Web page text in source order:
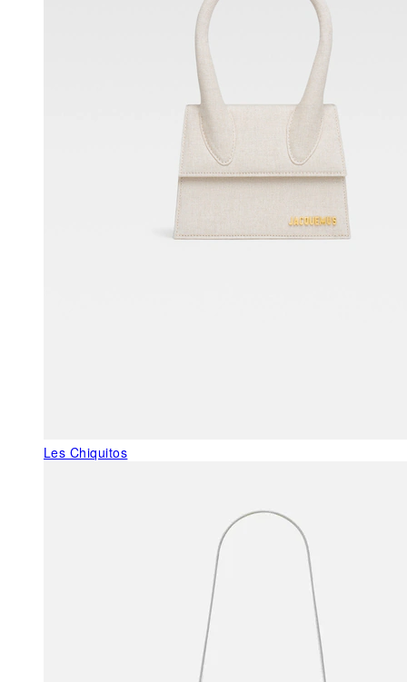
Les Chiquitos